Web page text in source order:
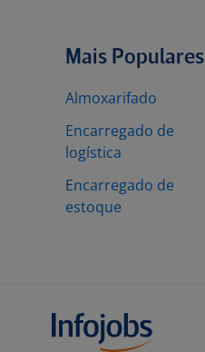
Mais Populares
Almoxarifado
Encarregado de
logística
Encarregado de
estoque